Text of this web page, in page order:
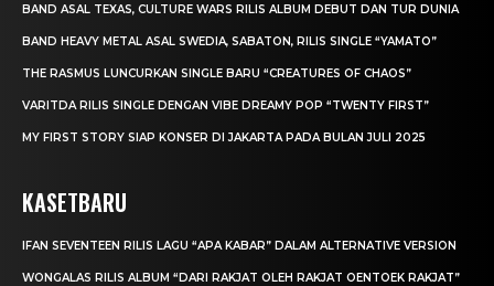
BAND ASAL TEXAS, CULTURE WARS RILIS ALBUM DEBUT DAN TUR DUNIA
BAND HEAVY METAL ASAL SWEDIA, SABATON, RILIS SINGLE “YAMATO”
THE RASMUS LUNCURKAN SINGLE BARU “CREATURES OF CHAOS”
VARITDA RILIS SINGLE DENGAN VIBE DREAMY POP “TWENTY FIRST”
MY FIRST STORY SIAP KONSER DI JAKARTA PADA BULAN JULI 2025
KASETBARU
IFAN SEVENTEEN RILIS LAGU “APA KABAR” DALAM ALTERNATIVE VERSION
WONGALAS RILIS ALBUM “DARI RAKJAT OLEH RAKJAT OENTOEK RAKJAT”